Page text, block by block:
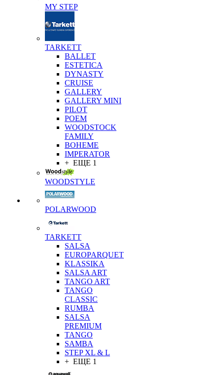
MY STEP
TARKETT
BALLET
ESTETICA
DYNASTY
CRUISE
GALLERY
GALLERY MINI
PILOT
POEM
WOODSTOCK
FAMILY
BOHEME
IMPERATOR
+ ЕЩЕ 1
WOODSTYLE
POLARWOOD
TARKETT
SALSA
EUROPARQUET
KLASSIKA
SALSA ART
TANGO ART
TANGO
CLASSIC
RUMBA
SALSA
PREMIUM
TANGO
SAMBA
STEP XL & L
+ ЕЩЕ 1